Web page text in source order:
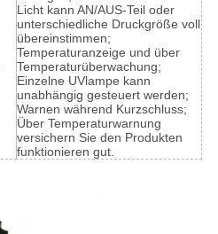
Licht kann AN/AUS-Teil oder
unterschiedliche Druckgröße voll
übereinstimmen;
Temperaturanzeige und über
Temperaturüberwachung;
Einzelne UVlampe kann
unabhängig gesteuert werden;
Warnen während Kurzschluss;
Über Temperaturwarnung
versichern Sie den Produkten
funktionieren gut.